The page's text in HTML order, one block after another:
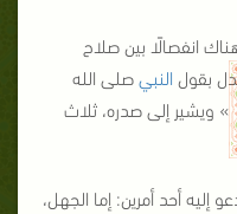
انفصالًا بين صلاح
بقول النبيصلى الله
» ويشير إلى صدره، ثلاث
إليه أحد أمرين: إما الجهل،